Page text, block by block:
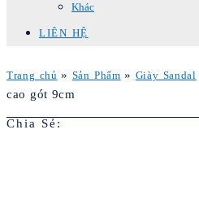
Khác
LIÊN HỆ
Trang chủ » Sản Phẩm » Giày Sandal
cao gót 9cm
Chia Sẻ: